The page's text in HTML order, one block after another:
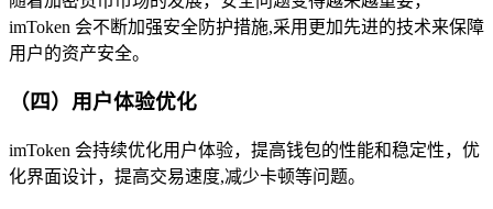
imToken 会不断加强安全防护措施,采用更加先进的技术来保障
用户的资产安全。
（四）用户体验优化
imToken 会持续优化用户体验，提高钱包的性能和稳定性，优
化界面设计，提高交易速度,减少卡顿等问题。